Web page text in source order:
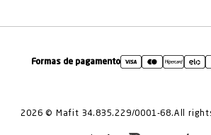
Formas de pagamento
2026 © Mafit 34.835.229/0001-68.All